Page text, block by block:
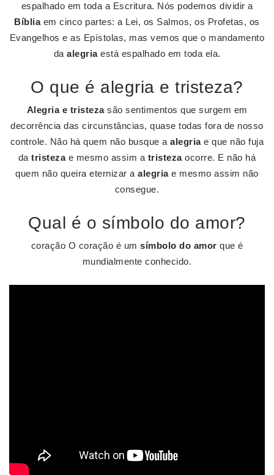
espalhado em toda a Escritura. Nós podemos dividir a
Bíbliaem cinco partes: a Lei, os Salmos, os Profetas, os
Evangelhos e as Epístolas, mas vemos que o mandamento
da alegriaestá espalhado em toda ela.
O que é alegria e tristeza?
Alegria e tristezasão sentimentos que surgem em
decorrência das circunstâncias, quase todas fora de nosso
controle. Não há quem não busque aalegriae que não fuja
datristezae mesmo assim a tristezaocorre. E não há
quem não queira eternizar aalegriae mesmo assim não
consegue.
Qual é o símbolo do amor?
coração O coração é um símbolo do amor que é
mundialmente conhecido.